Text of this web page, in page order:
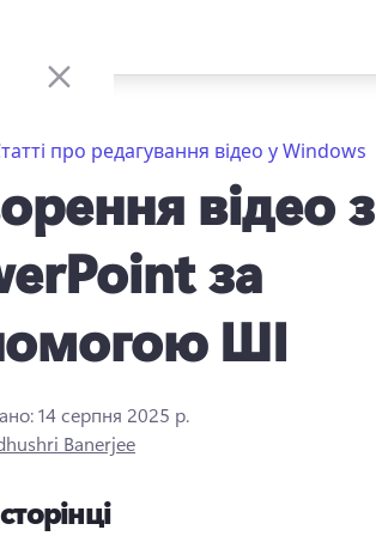
про редагування відео у Windows
відео з
за
ШІ
14 серпня 2025 р.
Banerjee